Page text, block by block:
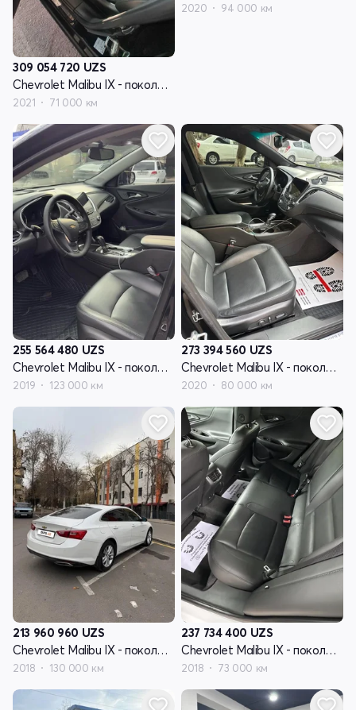
309 054 720 UZS
Chevrolet Malibu IX - поколение рестайлинг
2021 71 000 км
2020 94 000 км
255 564 480 UZS
Chevrolet Malibu IX - поколение рестайлинг
2019 123 000 км
273 394 560 UZS
Chevrolet Malibu IX - поколение рестайлинг
2020 80 000 км
213 960 960 UZS
Chevrolet Malibu IX - поколение рестайлинг
2018 130 000 км
237 734 400 UZS
Chevrolet Malibu IX - поколение рестайлинг
2018 73 000 км